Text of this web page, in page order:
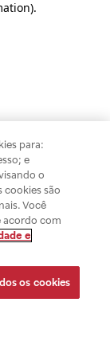
.
para:
e
o
cookies são
Você
acordo com
e
os cookies